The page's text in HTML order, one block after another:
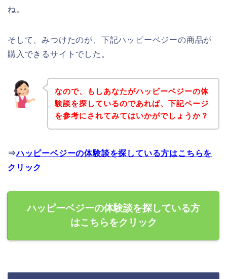
ね。
そして、みつけたのが、下記ハッピーベジーの商品が
購入できるサイトでした。
なので、もしあなたがハッピーベジーの体
験談を探しているのであれば、下記ページ
を参考にされてみてはいかがでしょうか？
⇒ハッピーベジーの体験談を探している方はこちらを
クリック
ハッピーベジーの体験談を探している方
はこちらをクリック